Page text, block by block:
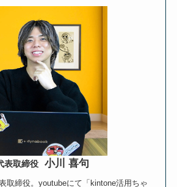
表取締役 小川 喜句
取締役。youtubeにて「kintone活用ちゃ